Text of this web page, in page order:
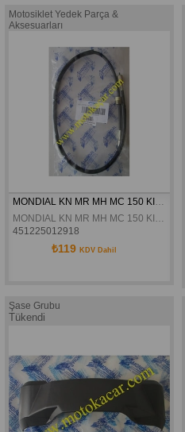
Motosiklet Yedek Parça &
Aksesuarları
MONDIAL KN MR MH MC 150 KILOMETRE TELI ORJINAL
MONDIAL KN MR MH MC 150 KILOMETRE TELI ORJINAL
451225012918
₺119KDV Dahil
Şase Grubu
Tükendi